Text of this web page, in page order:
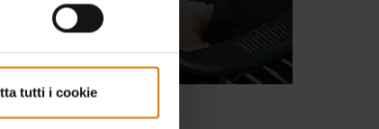
tutti i cookie
System